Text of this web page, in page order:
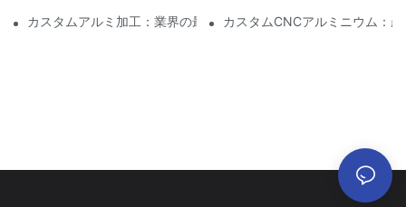
カスタムアルミ加工：業界の最新イノベーションを探る
カスタムCNCアルミニウム：